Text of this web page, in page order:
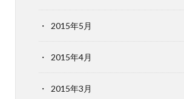
2015年5月
2015年4月
2015年3月